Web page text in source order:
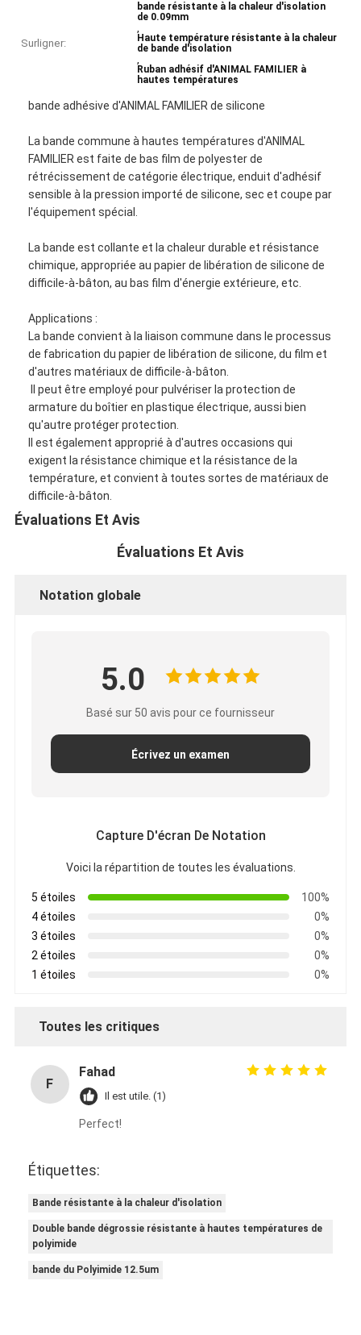
Produits
Au sujet de nous
Contrôle de qualité
Bande adhésive d'isolation
Bande d'isolation de tissu en verre
Bande résistante à la chaleur d'isolation
Ruban adhésif de tissu en verre
Ruban adhésif de film de Polyimide
Surligner:
bande résistante à la chaleur d'isolation
de 0.09mm
,
Haute température résistante à la chaleur
de bande d'isolation
,
Ruban adhésif d'ANIMAL FAMILIER à
hautes températures
bande adhésive d'ANIMAL FAMILIER de silicone
La bande commune à hautes températures d'ANIMAL
FAMILIER est faite de bas film de polyester de
rétrécissement de catégorie électrique, enduit d'adhésif
sensible à la pression importé de silicone, sec et coupe par
l'équipement spécial.
La bande est collante et la chaleur durable et résistance
chimique, appropriée au papier de libération de silicone de
difficile-à-bâton, au bas film d'énergie extérieure, etc.
Applications :
La bande convient à la liaison commune dans le processus
de fabrication du papier de libération de silicone, du film et
d'autres matériaux de difficile-à-bâton.
Il peut être employé pour pulvériser la protection de
armature du boîtier en plastique électrique, aussi bien
qu'autre protéger protection.
Il est également approprié à d'autres occasions qui
exigent la résistance chimique et la résistance de la
température, et convient à toutes sortes de matériaux de
difficile-à-bâton.
Évaluations Et Avis
Évaluations Et Avis
Notation globale
5.0
Basé sur 50 avis pour ce fournisseur
Écrivez un examen
Capture D'écran De Notation
Voici la répartition de toutes les évaluations.
5 étoiles
100%
4 étoiles
0%
3 étoiles
0%
2 étoiles
0%
1 étoiles
0%
Toutes les critiques
F
Fahad
Il est utile. (1)
Perfect!
Étiquettes:
Bande résistante à la chaleur d'isolation
Double bande dégrossie résistante à hautes températures de
polyimide
bande du Polyimide 12.5um